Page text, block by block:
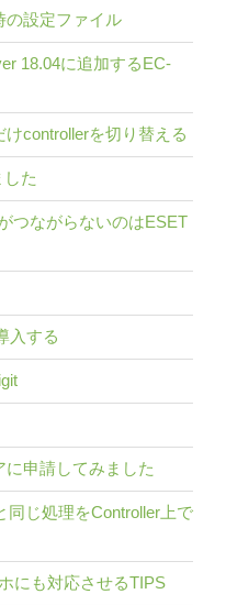
の設定ファイル
18.04に追加するEC-
controllerを切り替える
た
つながらないのはESET
入する
申請してみました
同じ処理をController上で
にも対応させるTIPS